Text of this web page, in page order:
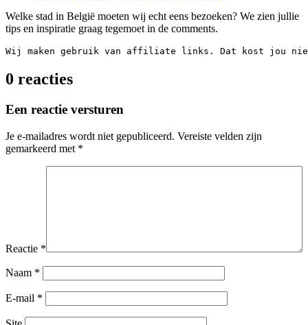
Welke stad in België moeten wij echt eens bezoeken? We zien jullie
tips en inspiratie graag tegemoet in de comments.
Wij maken gebruik van affiliate links. Dat kost jou
0 reacties
Een reactie versturen
Je e-mailadres wordt niet gepubliceerd. Vereiste velden zijn
gemarkeerd met *
Reactie *
Naam *
E-mail *